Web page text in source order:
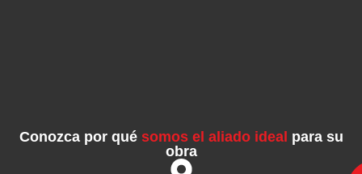
Conozca por qué somos el aliado ideal para su
obra